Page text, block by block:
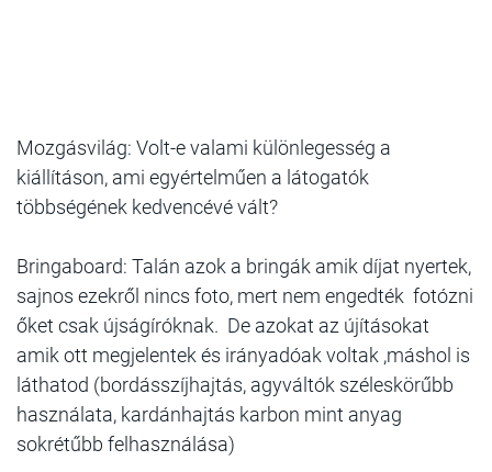
Mozgásvilág: Volt-e valami különlegesség a
kiállításon, ami egyértelműen a látogatók
többségének kedvencévé vált?
Bringaboard: Talán azok a bringák amik díjat nyertek,
sajnos ezekről nincs foto, mert nem engedték fotózni
őket csak újságíróknak. De azokat az újításokat
amik ott megjelentek és irányadóak voltak ,máshol is
láthatod (bordásszíjhajtás, agyváltók széleskörűbb
használata, kardánhajtás karbon mint anyag
sokrétűbb felhasználása)